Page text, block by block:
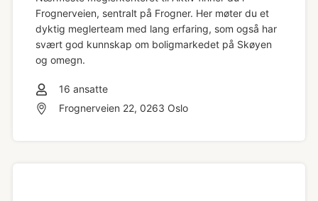
Frognerveien, sentralt på Frogner. Her møter du et
dyktig meglerteam med lang erfaring, som også har
svært god kunnskap om boligmarkedet på Skøyen
og omegn.
16 ansatte
Frognerveien 22, 0263 Oslo